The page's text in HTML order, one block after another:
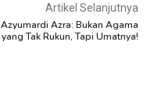
Artikel Selanjutnya
Azyumardi Azra: Bukan Agama
yang Tak Rukun, Tapi Umatnya!